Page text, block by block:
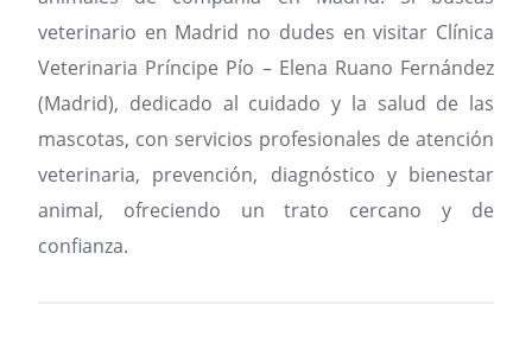
veterinario en Madrid no dudes en visitar Clínica
Veterinaria Príncipe Pío – Elena Ruano Fernández
(Madrid), dedicado al cuidado y la salud de las
mascotas, con servicios profesionales de atención
veterinaria, prevención, diagnóstico y bienestar
animal, ofreciendo un trato cercano y de
confianza.